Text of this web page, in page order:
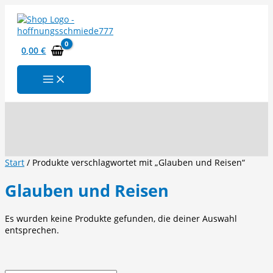
Inhalt
springen
0,00€
Start / Produkte verschlagwortet mit „Glauben und Reisen“
Glauben und Reisen
Es wurden keine Produkte gefunden, die deiner Auswahl
entsprechen.